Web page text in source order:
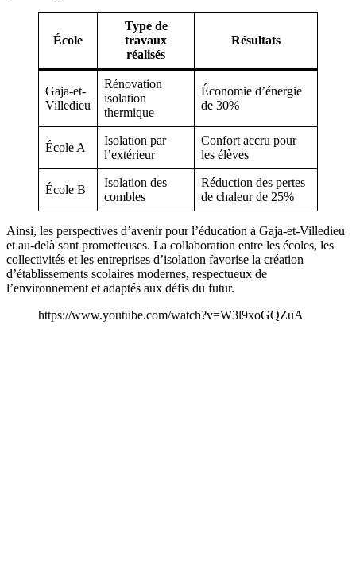
École
Type de
travaux
réalisés
Résultats
Gaja-et-
Villedieu
Rénovation
isolation
thermique
Économie d’énergie
de 30%
École A
Isolation par
l’extérieur
Confort accru pour
les élèves
École B
Isolation des
combles
Réduction des pertes
de chaleur de 25%
Ainsi, les perspectives d’avenir pour l’éducation à Gaja-et-Villedieu
et au-delà sont prometteuses. La collaboration entre les écoles, les
collectivités et les entreprises d’isolation favorise la création
d’établissements scolaires modernes, respectueux de
l’environnement et adaptés aux défis du futur.
https://www.youtube.com/watch?v=W3l9xoGQZuA